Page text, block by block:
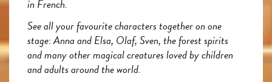
in French.
See all your favourite characters together on one
stage: Anna and Elsa, Olaf, Sven, the forest spirits
and many other magical creatures loved by children
and adults around the world.